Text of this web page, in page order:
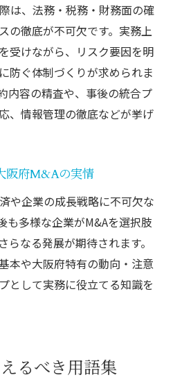
M&AとMの数値表記を解説
解してSNSをもっと活用
やKが使われる理由とは
連数値表記の基礎知識
むMとKの使い分け方法
知識を振り返るポイント
するM&AとMの知識まとめ
・音楽で使うMの使い分
違いに注意するべき理由
は、法務・税務・財務面の確
の徹底が不可欠です。実務上
受けながら、リスク要因を明
防ぐ体制づくりが求められま
内容の精査や、事後の統合プ
、情報管理の徹底などが挙げ
阪府M&Aの実情
や企業の成長戦略に不可欠な
も多様な企業がM&Aを選択肢
らなる発展が期待されます。
本や大阪府特有の動向・注意
として実務に役立てる知識を
るべき用語集